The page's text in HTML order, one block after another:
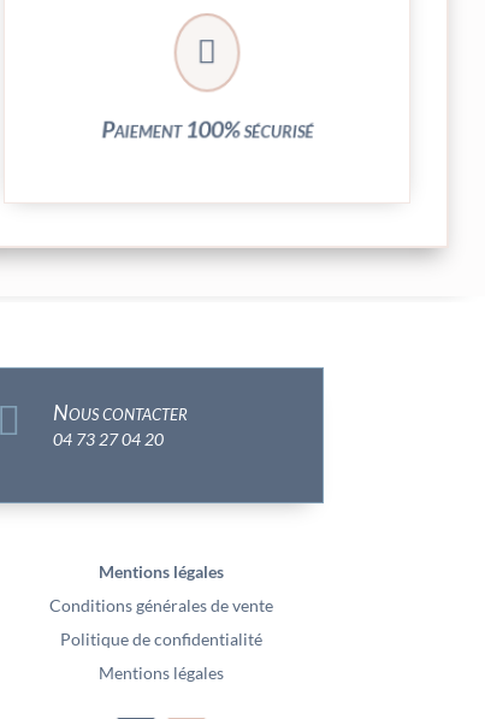

Paiement 100% sécurisé
Vos transactions par carte bancaire sont
entièrement sécurisées grâce au système
crypté de notre partenaire PayPlug.
 Nous contacter
04 73 27 04 20
Mentions légales
Conditions générales de vente
Politique de confidentialité
Mentions légales